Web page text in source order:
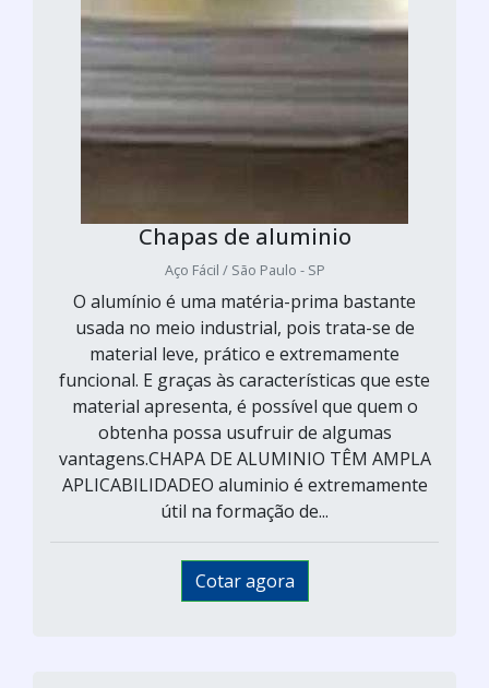
Chapas de aluminio
Aço Fácil / São Paulo - SP
O alumínio é uma matéria-prima bastante
usada no meio industrial, pois trata-se de
material leve, prático e extremamente
funcional. E graças às características que este
material apresenta, é possível que quem o
obtenha possa usufruir de algumas
vantagens.CHAPA DE ALUMINIO TÊM AMPLA
APLICABILIDADEO aluminio é extremamente
útil na formação de...
Cotar agora